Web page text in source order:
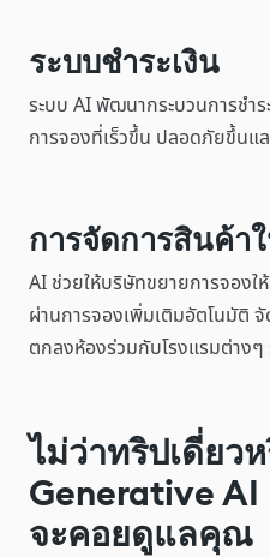
ระบบชำระเงิน
ระบบ AI พัฒนากระบวนการชำ
การจองที่เร็วขึ้น ปลอดภัยขึ้นแ
การจัดการสินค้า
AI ช่วยให้บริษัทขยายการจองใ
ผ่านการจองเพิ่มเติมอัตโนมัติ
ตกลงห้องร่วมกับโรงแรมต่าง
ไม่ว่าทริปเดี่ยว
Generative AI
จะคอยดูแลคุณ